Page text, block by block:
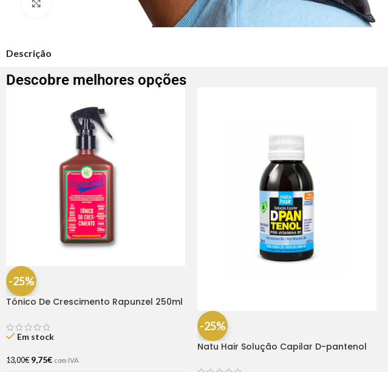
Descrição
Descobre melhores opções
-25%
Tónico De Crescimento Rapunzel 250ml
Em stock
13,00€ 9,75€ com IVA
-25%
Natu Hair Solução Capilar D-pantenol